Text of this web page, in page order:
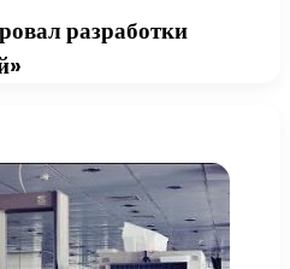
разработки